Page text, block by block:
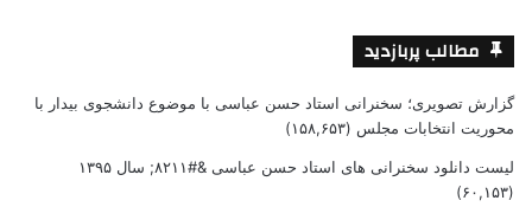
مطالب پربازدید
گزارش تصویری؛ سخنرانی استاد حسن عباسی با موضوع دانشجوی بیدار با
محوریت انتخابات مجلس (۱۵۸,۶۵۳)
لیست دانلود سخنرانی های استاد حسن عباسی &#۸۲۱۱; سال ۱۳۹۵
(۶۰,۱۵۳)